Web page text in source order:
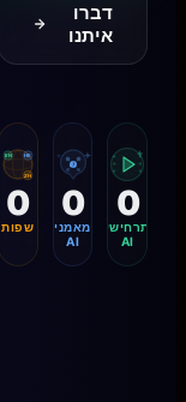
דברו
איתנו
0
תרחישי
AI
AI
0
מאמני
AI
EN HE
ZH
0
שפות